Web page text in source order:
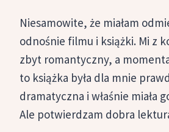
Niesamowite, że miałam
odnośnie filmu i książki. Mi z
zbyt romantyczny, a
to książka była dla mnie
dramatyczna i właśnie miała
Ale potwierdzam dobra